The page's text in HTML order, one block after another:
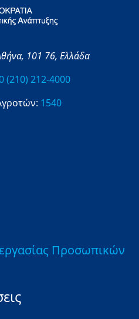
101 76, Ελλάδα
(210) 212-4000
1540
Προσωπικών